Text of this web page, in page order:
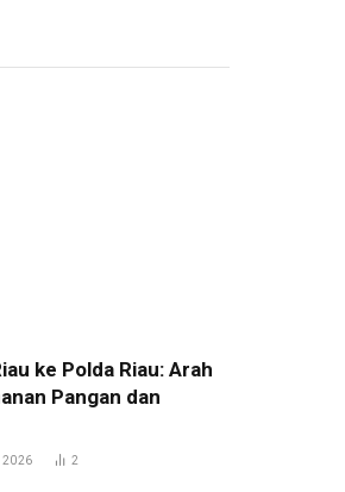
ke Polda Riau: Arah
Pangan dan
2026 2